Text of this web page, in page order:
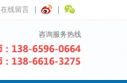
在线留言
咨询服务热线